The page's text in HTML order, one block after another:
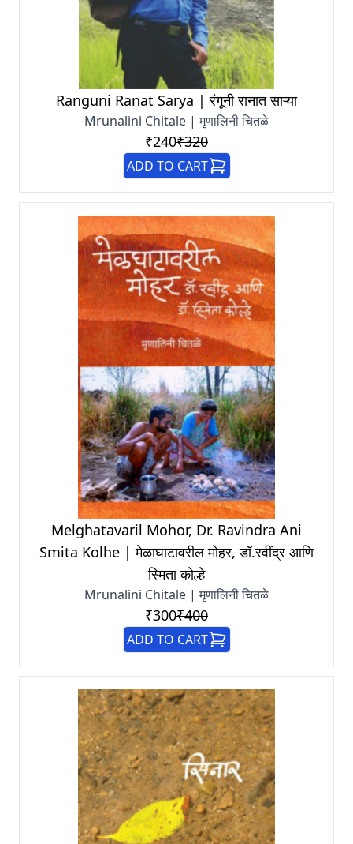
Ranguni Ranat Sarya | रंगूनी रानात साऱ्या
Mrunalini Chitale | मृणालिनी चितळे
₹240₹320
ADD TO CART
Melghatavaril Mohor, Dr. Ravindra Ani
Smita Kolhe | मेळाघाटावरील मोहर, डॉ.रवींद्र आणि
स्मिता कोल्हे
Mrunalini Chitale | मृणालिनी चितळे
₹300₹400
ADD TO CART